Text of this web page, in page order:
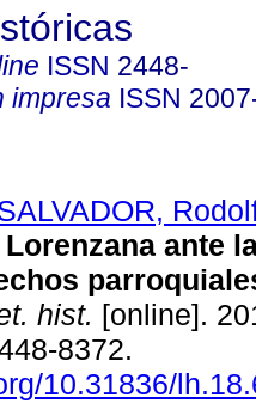
ISSN 2448-
impresa ISSN
ante
hist. [online].
8372.
10.31836/